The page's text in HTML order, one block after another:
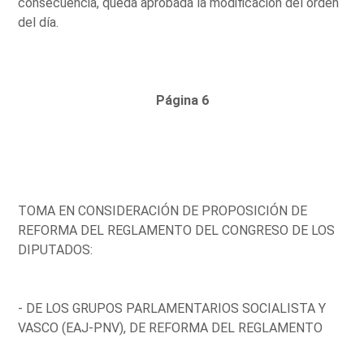
del día.
Página 6
TOMA EN CONSIDERACIÓN DE PROPOSICIÓN DE
REFORMA DEL REGLAMENTO DEL CONGRESO DE LOS
DIPUTADOS:
- DE LOS GRUPOS PARLAMENTARIOS SOCIALISTA Y
VASCO (EAJ-PNV), DE REFORMA DEL REGLAMENTO